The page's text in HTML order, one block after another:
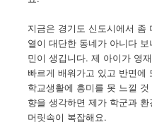
지금은 경기도 신도시에서 좀
열이 대단한 동네가 아니다
민이 생깁니다. 제 아이가 영
빠르게 배워가고 있고 반면에
학교생활에 흥미를 못 느낄
향을 생각하면 제가 학군과
머릿속이 복잡해요.